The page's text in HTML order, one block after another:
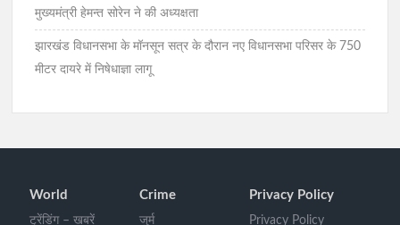
मुख्यमंत्री हेमन्त सोरेन ने की अध्यक्षता
झारखंड विधानसभा के मॉनसून सत्र के दौरान नए विधानसभा परिसर के 750
मीटर दायरे में निषेधाज्ञा लागू
World
ट्रेंडिंग – खबरें
Crime
जुर्म
Privacy Policy
Privacy Policy